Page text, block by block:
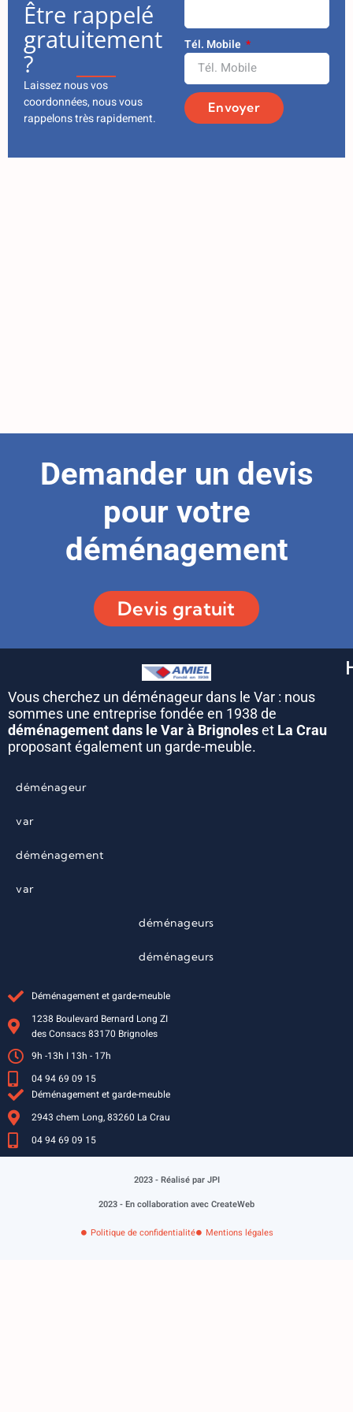
Être rappelé
gratuitement
?
Laissez nous vos
coordonnées, nous vous
rappelons très rapidement.
Tél. Mobile
Envoyer
Demander un devis
pour votre
déménagement
Devis gratuit
Vous cherchez un déménageur dans le Var : nous
sommes une entreprise fondée en 1938 de
déménagement dans le Var à Brignoleset La Crau
proposant également un garde-meuble.
déménageur
var
déménagement
var
déménageurs
déménageurs
Déménagement et garde-meuble
1238 Boulevard Bernard Long ZI
des Consacs 83170 Brignoles
9h -13h I 13h - 17h
04 94 69 09 15
Déménagement et garde-meuble
2943 chem Long, 83260 La Crau
04 94 69 09 15
2023 - Réalisé par JPI
2023 - En collaboration avec CreateWeb
Politique de confidentialité Mentions légales